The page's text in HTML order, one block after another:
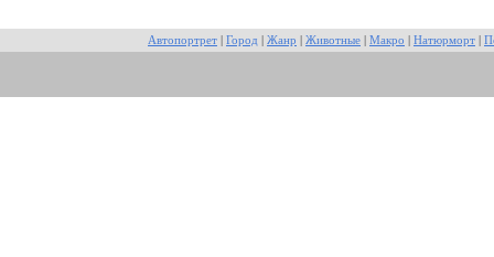
Автопортрет Город Жанр Животные Макро Натюрморт